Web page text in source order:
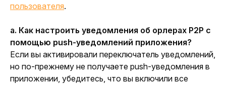
пользователя.
а. Как настроить уведомления об орлерах P2P с
помощью push-уведомлений приложения?
Если вы активировали переключатель уведомлений,
но по-прежнему не получаете push-уведомления в
приложении, убедитесь, что вы включили все